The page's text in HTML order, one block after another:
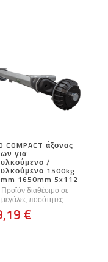
COMPACT άξονας
για
/
1500kg
1650mm 5x112
Προϊόν διαθέσιμο σε
μεγάλες ποσότητες
€